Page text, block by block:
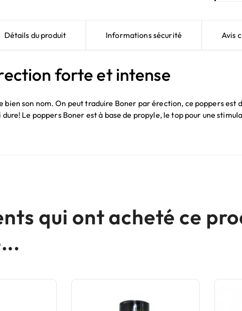
Détails du produit Informations sécurité Avis
forte et intense
bien son nom. On peut traduire Boner par érection, ce poppers est
Le poppers Boner est à base de propyle, le top pour une
qui ont acheté ce